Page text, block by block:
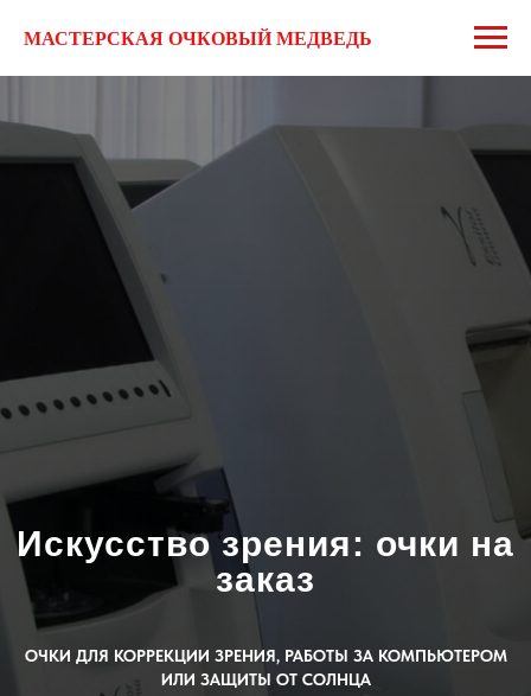
МАСТЕРСКАЯ ОЧКОВЫЙ МЕДВЕДЬ
Искусство зрения: очки на
заказ
ОЧКИ ДЛЯ КОРРЕКЦИИ ЗРЕНИЯ, РАБОТЫ ЗА КОМПЬЮТЕРОМ
ИЛИ ЗАЩИТЫ ОТ СОЛНЦА